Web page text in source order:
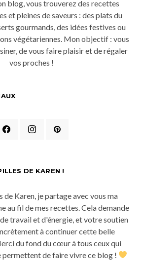
blog, vous trouverez des recettes
et pleines de saveurs : des plats du
gourmands, des idées festives ou
végétariennes. Mon objectif : vous
de vous faire plaisir et de régaler
vos proches !
DE KAREN !
de Karen, je partage avec vous ma
au fil de mes recettes. Cela demande
travail et d'énergie, et votre soutien
à continuer cette belle
du fond du cœur à tous ceux qui
permettent de faire vivre ce blog !